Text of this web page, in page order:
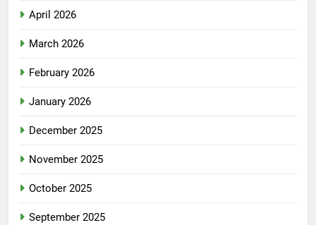
April 2026
March 2026
February 2026
January 2026
December 2025
November 2025
October 2025
September 2025